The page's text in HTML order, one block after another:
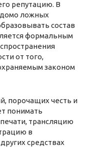
репутацию. В
ложных
состав
формальным
от того,
законом
порочащих честь и
понимать
трансляцию
в
средствах